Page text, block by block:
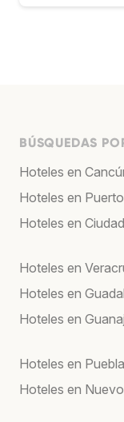
BÚSQUEDAS
Hoteles en
Hoteles en
Hoteles en
Hoteles en
Hoteles en
Hoteles en
Hoteles en
Hoteles en